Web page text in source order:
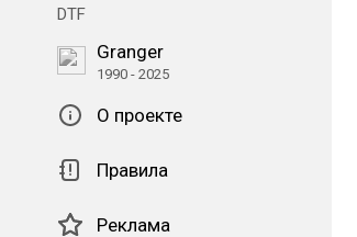
DTF
Granger
1990 - 2025
О проекте
Правила
Реклама